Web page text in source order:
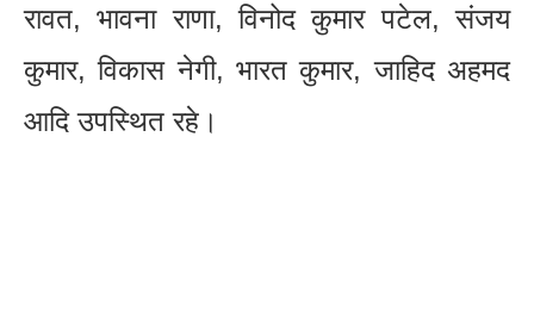
रावत, भावना राणा, विनोद कुमार पटेल, संजय
कुमार, विकास नेगी, भारत कुमार, जाहिद अहमद
आदि उपस्थित रहे।